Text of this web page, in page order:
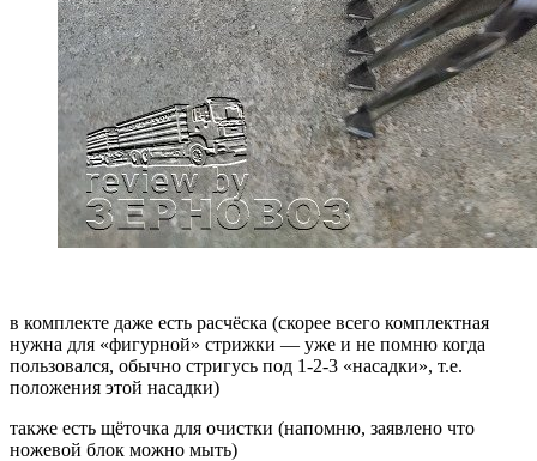
в комплекте даже есть расчёска (скорее всего комплектная
нужна для «фигурной» стрижки — уже и не помню когда
пользовался, обычно стригусь под 1-2-3 «насадки», т.е.
положения этой насадки)
также есть щёточка для очистки (напомню, заявлено что
ножевой блок можно мыть)